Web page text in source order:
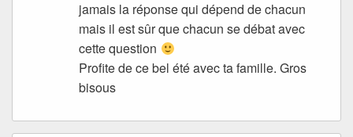
jamais la réponse qui dépend de chacun
mais il est sûr que chacun se débat avec
cette question
Profite de ce bel été avec ta famille. Gros
bisous